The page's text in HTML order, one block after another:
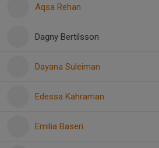
Aqsa Rehan
Dagny Bertilsson
Dayana Suleiman
Edessa Kahraman
Emilia Baseri